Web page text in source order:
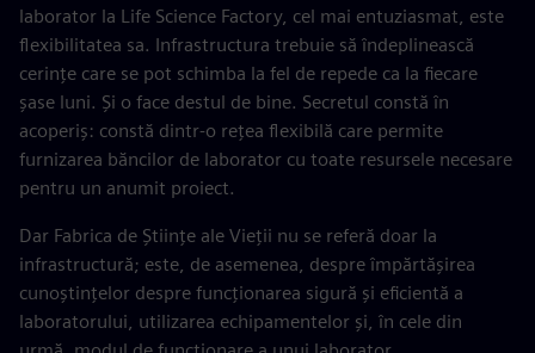
laborator la Life Science Factory, cel mai entuziasmat, este
flexibilitatea sa. Infrastructura trebuie să îndeplinească
cerințe care se pot schimba la fel de repede ca la fiecare
șase luni. Și o face destul de bine. Secretul constă în
acoperiș: constă dintr-o rețea flexibilă care permite
furnizarea băncilor de laborator cu toate resursele necesare
pentru un anumit proiect.
Dar Fabrica de Științe ale Vieții nu se referă doar la
infrastructură; este, de asemenea, despre împărtășirea
cunoștințelor despre funcționarea sigură și eficientă a
laboratorului, utilizarea echipamentelor și, în cele din